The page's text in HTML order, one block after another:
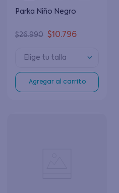
Parka Niño Negro
$26.990 $10.796
Elige tu talla
Agregar al carrito